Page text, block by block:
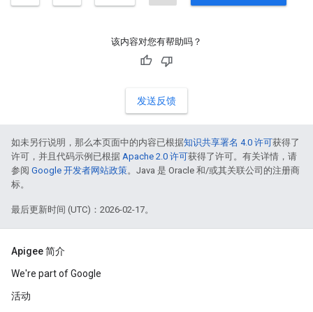
该内容对您有帮助吗？
发送反馈
如未另行说明，那么本页面中的内容已根据知识共享署名 4.0 许可获得了
许可，并且代码示例已根据 Apache 2.0 许可获得了许可。有关详情，请
参阅 Google 开发者网站政策。Java 是 Oracle 和/或其关联公司的注册商
标。
最后更新时间 (UTC)：2026-02-17。
Apigee 简介
We're part of Google
活动